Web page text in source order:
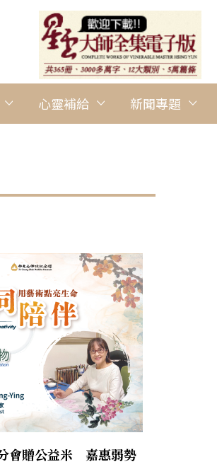
心靈補給 新聞專題
大學試辦計畫」回到校園，讓學習成為人
會贈公益米 嘉惠弱勢